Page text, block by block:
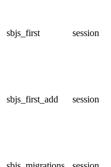
sbjs_first session
sbjs_first_add session